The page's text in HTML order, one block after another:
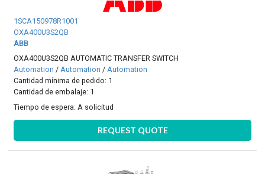
1SCA150978R1001
OXA400U3S2QB
ABB
OXA400U3S2QB AUTOMATIC TRANSFER SWITCH
Automation /Automation /Automation
Cantidad mínima de pedido: 1
Cantidad de embalaje: 1
Tiempo de espera: A solicitud
REQUEST QUOTE